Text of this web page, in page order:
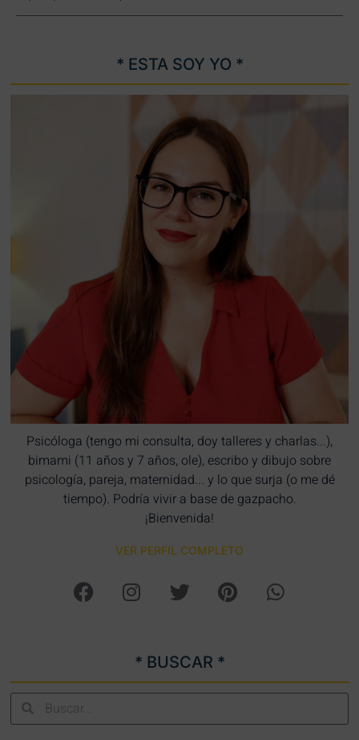
* ESTA SOY YO *
Psicóloga (tengo mi consulta, doy talleres y charlas...),
bimami (11 años y 7 años, ole), escribo y dibujo sobre
psicología, pareja, maternidad... y lo que surja (o me dé
tiempo). Podría vivir a base de gazpacho.
¡Bienvenida!
VER PERFIL COMPLETO
* BUSCAR *